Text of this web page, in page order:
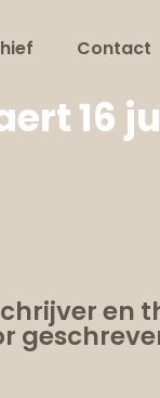
Contact
16